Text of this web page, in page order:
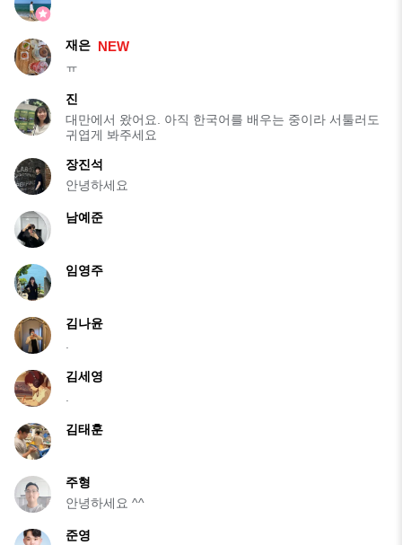
재은 NEW
ㅠ
진
대만에서 왔어요. 아직 한국어를 배우는 중이라 서툴러도
귀엽게 봐주세요
장진석
안녕하세요
남예준
임영주
김나윤
김세영
김태훈
주형
안녕하세요 ^^
준영